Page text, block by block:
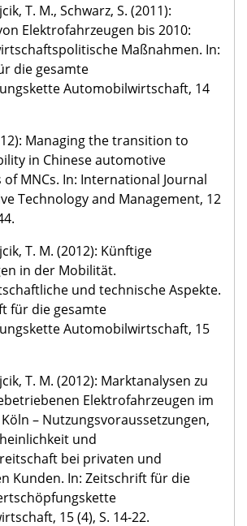
T. M., Schwarz, S. (2011):
Elektrofahrzeugen bis 2010:
Maßnahmen. In:
die gesamte
Automobilwirtschaft, 14
Managing the transition to
in Chinese automotive
MNCs. In: International Journal
Technology and Management, 12
T. M. (2012): Künftige
in der Mobilität.
und technische Aspekte.
für die gesamte
Automobilwirtschaft, 15
T. M. (2012): Marktanalysen zu
Elektrofahrzeugen im
– Nutzungsvoraussetzungen,
und
bei privaten und
Kunden. In: Zeitschrift für die
15 (4), S. 14-22.